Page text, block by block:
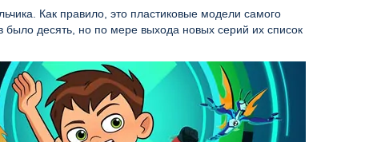
Как правило, это пластиковые модели самого
десять, но по мере выхода новых серий их список